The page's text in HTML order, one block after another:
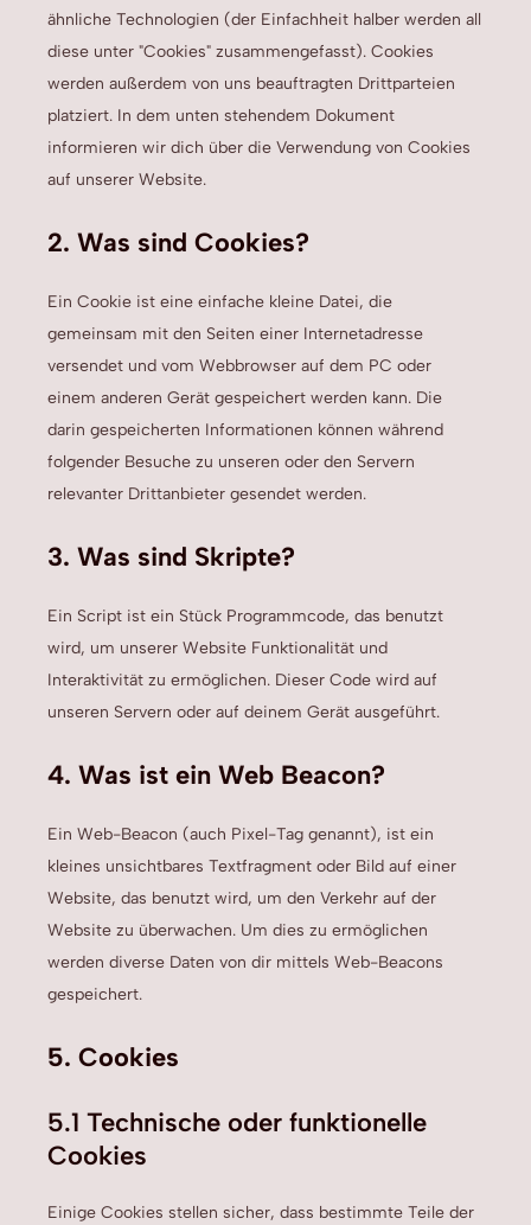
ähnliche Technologien (der Einfachheit halber werden all
diese unter "Cookies" zusammengefasst). Cookies
werden außerdem von uns beauftragten Drittparteien
platziert. In dem unten stehendem Dokument
informieren wir dich über die Verwendung von Cookies
auf unserer Website.
2. Was sind Cookies?
Ein Cookie ist eine einfache kleine Datei, die
gemeinsam mit den Seiten einer Internetadresse
versendet und vom Webbrowser auf dem PC oder
einem anderen Gerät gespeichert werden kann. Die
darin gespeicherten Informationen können während
folgender Besuche zu unseren oder den Servern
relevanter Drittanbieter gesendet werden.
3. Was sind Skripte?
Ein Script ist ein Stück Programmcode, das benutzt
wird, um unserer Website Funktionalität und
Interaktivität zu ermöglichen. Dieser Code wird auf
unseren Servern oder auf deinem Gerät ausgeführt.
4. Was ist ein Web Beacon?
Ein Web-Beacon (auch Pixel-Tag genannt), ist ein
kleines unsichtbares Textfragment oder Bild auf einer
Website, das benutzt wird, um den Verkehr auf der
Website zu überwachen. Um dies zu ermöglichen
werden diverse Daten von dir mittels Web-Beacons
gespeichert.
5. Cookies
5.1 Technische oder funktionelle
Cookies
Einige Cookies stellen sicher, dass bestimmte Teile der